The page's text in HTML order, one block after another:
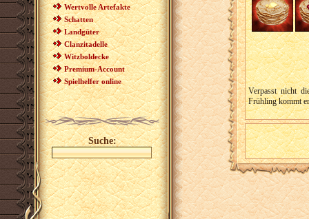
Wertvolle Artefakte
Schatten
Landgüter
Clanzitadelle
Witzboldecke
Premium-Account
Spielhelfer online
Suche:
Verpasst nicht
Frühling kommt